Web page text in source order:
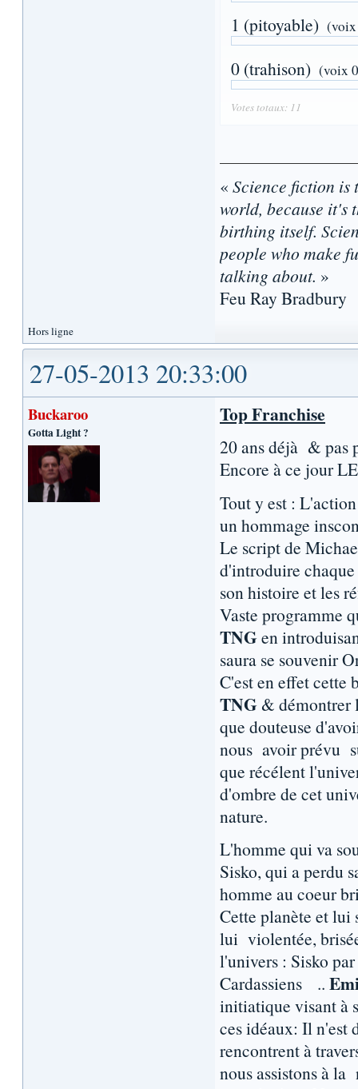
1 (pitoyable)
0 (trahison) (voix
Votes totaux: 11
« Science fiction is
world, because it's
birthing itself.
people who make
talking about. »
Feu Ray Bradbury
Hors ligne
27-05-2013 20:33:00
Buckaroo
Gotta Light ?
Top Franchise
20 ans déjà & pas
Encore à ce jour
Tout y est :
un hommage
Le script de
d'introduire
son histoire et les
Vaste programme
TNGen
saura se souvenir
C'est en effet
TNG & démontrer
que douteuse
nous avoir prévu
que récélent
d'ombre de cet
nature.
L'homme qui va
Sisko, qui a perdu
homme au coeur
Cette planète et lui
lui violentée,
l'univers : Sisko
Cardassiens ..
initiatique visant à
ces idéaux: Il n'est
rencontrent à
nous assistons à